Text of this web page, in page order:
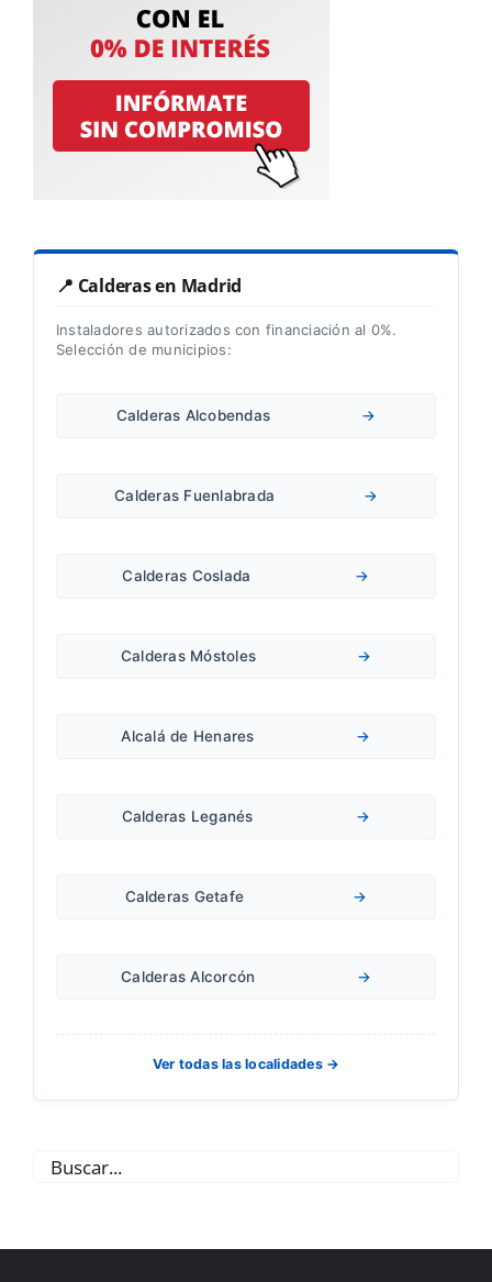
📍 Calderas en Madrid
Instaladores autorizados con financiación al 0%.
Selección de municipios:
Calderas Alcobendas →
Calderas Fuenlabrada →
Calderas Coslada →
Calderas Móstoles →
Alcalá de Henares →
Calderas Leganés →
Calderas Getafe →
Calderas Alcorcón →
Ver todas las localidades →